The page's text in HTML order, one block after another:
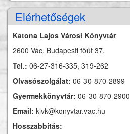
Elérhetőségek
Katona Lajos Városi Könyvtár
2600 Vác, Budapesti főút 37.
Tel.: 06-27-316-335, 319-262
Olvasószolgálat: 06-30-870-2899
Gyermekkönyvtár: 06-30-870-2900
Email: klvk@konyvtar.vac.hu
Hosszabbítás: